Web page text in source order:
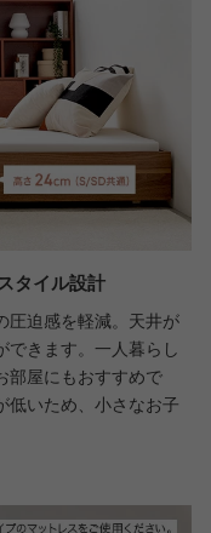
タイル設計
圧迫感を軽減。天井が
できます。一人暮らし
部屋にもおすすめで
低いため、小さなお子